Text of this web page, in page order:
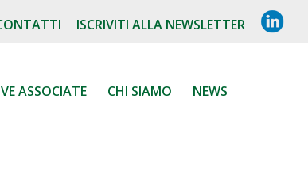
ISCRIVITI ALLA NEWSLETTER
L
I
ASSOCIATE CHI SIAMO NEWS